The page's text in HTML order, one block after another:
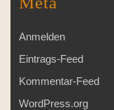
Anmelden
Eintrags-Feed
Kommentar-Feed
WordPress.org